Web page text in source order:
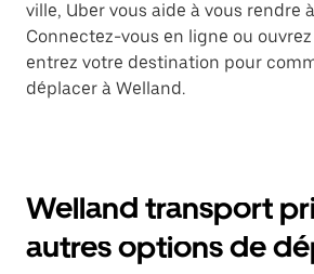
ville, Uber vous aide à vous rendre
Connectez-vous en ligne ou
entrez votre destination pour
déplacer à Welland.
Welland transport
autres options de